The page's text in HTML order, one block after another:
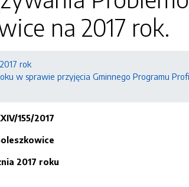
na 2017 rok.
rok
w sprawie przyjęcia Gminnego Programu
155/2017
2017 roku